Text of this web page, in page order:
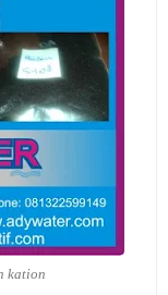
kation